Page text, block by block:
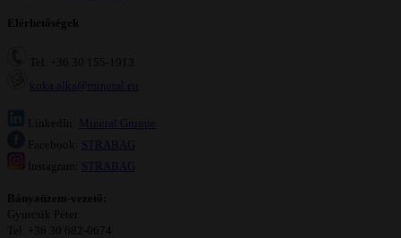
Elérhetőségek
Tel.
+36 30 155-1913
koka.alka@mineral.eu
LinkedIn:
Mineral Gruppe
Facebook: STRABAG
Instagram: STRABAG
Bányaüzem-vezető:
Gyurcsik Péter
Tel. +36 30 682-0674